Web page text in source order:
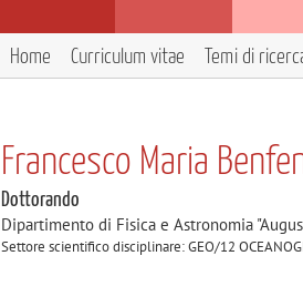
Home Curriculum vitae Temi di
Francesco Maria
Dottorando
Dipartimento di Fisica e Astronomia
Settore scientifico disciplinare: GEO/12